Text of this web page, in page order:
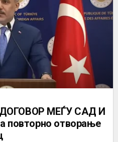
МЕЃУ САД И
повторно отворање